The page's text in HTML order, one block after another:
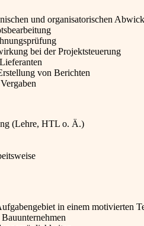
und organisatorischen
bei der Projektsteuerung
von Berichten
(Lehre, HTL o. Ä.)
in einem motivierten